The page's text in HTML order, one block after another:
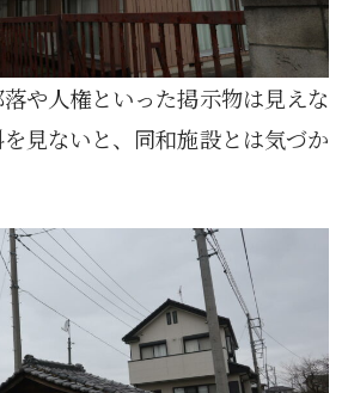
や人権といった掲示物は見えな
見ないと、同和施設とは気づか